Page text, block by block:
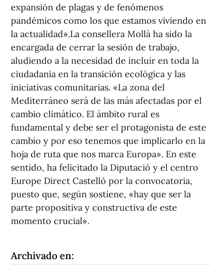
expansión de plagas y de fenómenos
pandémicos como los que estamos viviendo en
la actualidad».La consellera Mollà ha sido la
encargada de cerrar la sesión de trabajo,
aludiendo a la necesidad de incluir en toda la
ciudadanía en la transición ecológica y las
iniciativas comunitarias. «La zona del
Mediterráneo será de las más afectadas por el
cambio climático. El ámbito rural es
fundamental y debe ser el protagonista de este
cambio y por eso tenemos que implicarlo en la
hoja de ruta que nos marca Europa». En este
sentido, ha felicitado la Diputació y el centro
Europe Direct Castelló por la convocatoria,
puesto que, según sostiene, «hay que ser la
parte propositiva y constructiva de este
momento crucial».
Archivado en: